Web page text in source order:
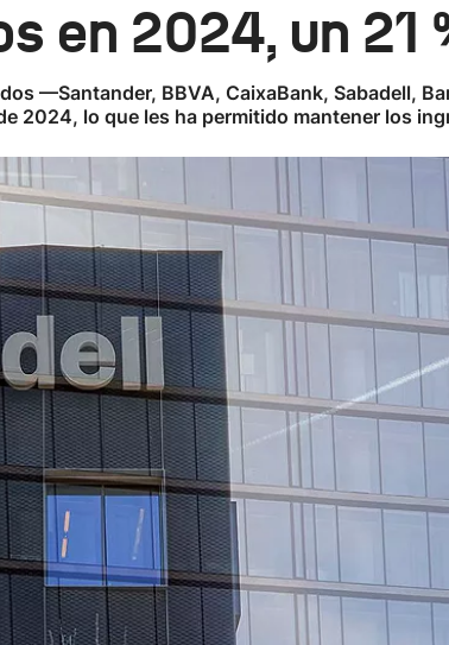
en 2024, un 21
—Santander, BBVA, CaixaBank, Sabadell,
2024, lo que les ha permitido mantener los